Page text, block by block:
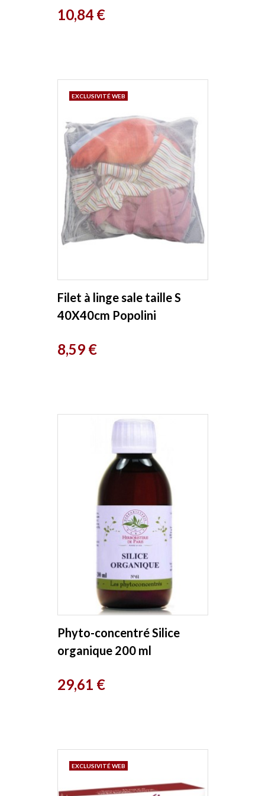
Prix
10,84 €
Filet à linge sale taille S
40X40cm Popolini
Prix
8,59 €
EXCLUSIVITÉ WEB
Phyto-concentré Silice
organique 200 ml
Prix
29,61 €
EXCLUSIVITÉ WEB